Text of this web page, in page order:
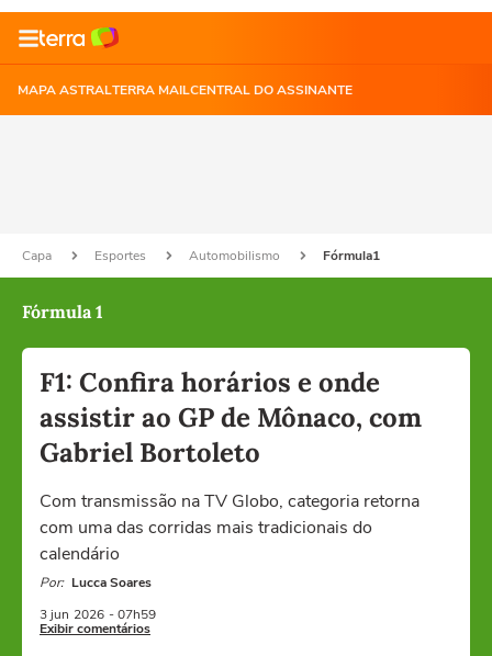
MAPA ASTRALTERRA MAILCENTRAL DO ASSINANTE
Capa Esportes Automobilismo Fórmula1
Fórmula 1
F1: Confira horários e onde
assistir ao GP de Mônaco, com
Gabriel Bortoleto
Com transmissão na TV Globo, categoria retorna
com uma das corridas mais tradicionais do
calendário
Por: Lucca Soares
3 jun 2026 - 07h59
Exibir comentários